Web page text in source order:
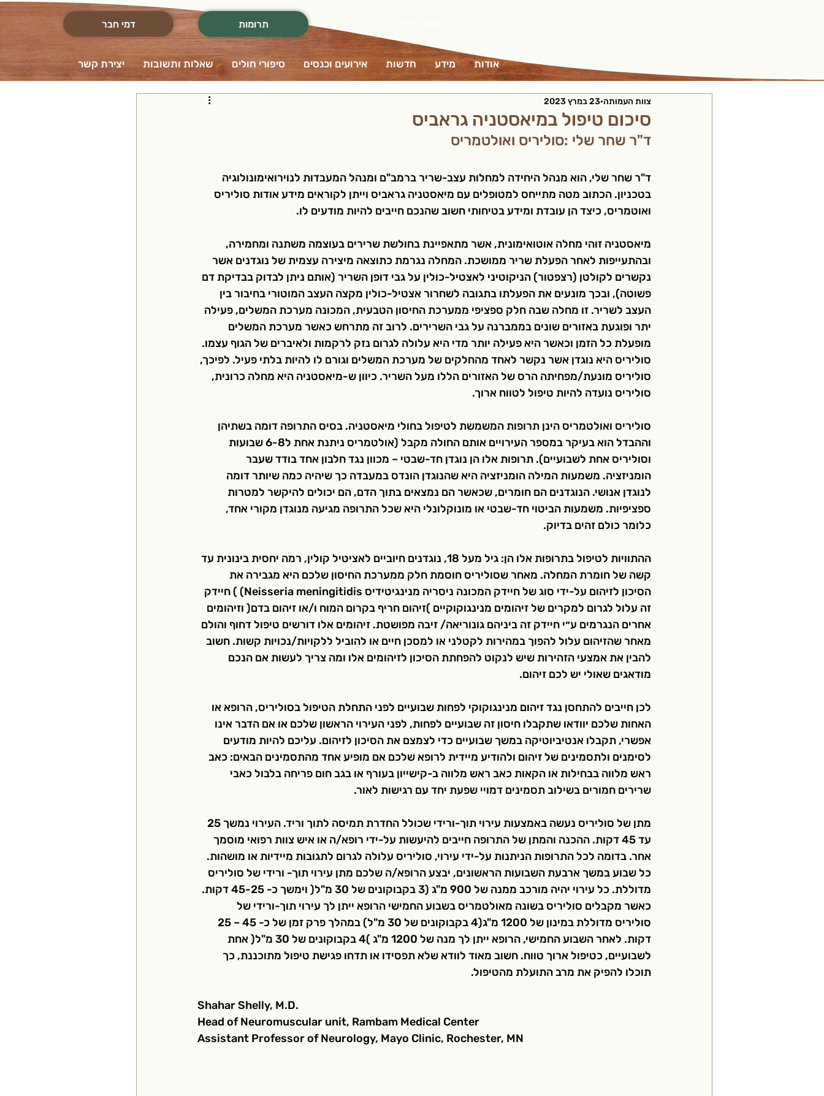
דמי חבר תרומות
אודות מידע חדשות אירועים וכנסים סיפורי חולים שאלות ותשובות יצירת קשר
סיכום טיפול במיאסטניה גראביס
צוות העמותה 23 במרץ 2023
ד"ר שחר שלי :סוליריס ואולטמריס
ד"ר שחר שלי, הוא מנהל היחידה למחלות עצב-שריר ברמב"ם ומנהל המעבדות לנוירואימונולוגיה
בטכניון. הכתוב מטה מתייחס למטופלים עם מיאסטניה גראביס וייתן לקוראים מידע אודות סוליריס
ואוטמריס, כיצד הן עובדת ומידע בטיחותי חשוב שהנכם חייבים להיות מודעים לו.
מיאסטניה זוהי מחלה אוטואימונית, אשר מתאפיינת בחולשת שרירים בעוצמה משתנה ומחמירה,
ובהתעייפות לאחר הפעלת שריר ממושכת. המחלה נגרמת כתוצאה מיצירה עצמית של נוגדנים אשר
נקשרים לקולטן (רצפטור) הניקוטיני לאצטיל-כולין על גבי דופן השריר (אותם ניתן לבדוק בבדיקת דם
פשוטה), ובכך מונעים את הפעלתו בתגובה לשחרור אצטיל-כולין מקצה העצב המוטורי בחיבור בין
העצב לשריר. זו מחלה שבה חלק ספציפי ממערכת החיסון הטבעית, המכונה מערכת המשלים, פעילה
יתר ופוגעת באזורים שונים בממברנה על גבי השרירים. לרוב זה מתרחש כאשר מערכת המשלים
מופעלת כל הזמן וכאשר היא פעילה יותר מדי היא עלולה לגרום נזק לרקמות ולאיברים של הגוף עצמו.
סוליריס היא נוגדן אשר נקשר לאחד מהחלקים של מערכת המשלים וגורם לו להיות בלתי פעיל. לפיכך,
סוליריס מונעת/מפחיתה הרס של האזורים הללו מעל השריר. כיוון ש-מיאסטניה היא מחלה כרונית,
סוליריס נועדה להיות טיפול לטווח ארוך.
סוליריס ואולטמריס הינן תרופות המשמשת לטיפול בחולי מיאסטניה. בסיס התרופה דומה בשתיהן
וההבדל הוא בעיקר במספר העירויים אותם החולה מקבל (אולטמריס ניתנת אחת ל6-8 שבועות
וסוליריס אחת לשבועיים). תרופות אלו הן נוגדן חד-שבטי – מכוון נגד חלבון אחד בודד שעבר
הומניזציה. משמעות המילה הומניזציה היא שהנוגדן הונדס במעבדה כך שיהיה כמה שיותר דומה
לנוגדן אנושי. הנוגדנים הם חומרים, שכאשר הם נמצאים בתוך הדם, הם יכולים להיקשר למטרות
ספציפיות. משמעות הביטוי חד-שבטי או מונוקלונלי היא שכל התרופה מגיעה מנוגדן מקורי אחד,
כלומר כולם זהים בדיוק.
ההתוויות לטיפול בתרופות אלו הן: גיל מעל 18, נוגדנים חיוביים לאציטיל קולין, רמה יחסית בינונית עד
קשה של חומרת המחלה. מאחר שסוליריס חוסמת חלק ממערכת החיסון שלכם היא מגבירה את
הסיכון לזיהום על-ידי סוג של חיידק המכונה ניסריה מנינגיטידיס Neisseria meningitidis) ) חיידק
זה עלול לגרום למקרים של זיהומים מנינגוקוקיים )זיהום חריף בקרום המוח ו/או זיהום בדם( וזיהומים
אחרים הנגרמים ע״י חיידק זה ביניהם גונוריאה/ זיבה מפושטת. זיהומים אלו דורשים טיפול דחוף והולם
מאחר שהזיהום עלול להפוך במהירות לקטלני או למסכן חיים או להוביל ללקויות/נכויות קשות. חשוב
להבין את אמצעי הזהירות שיש לנקוט להפחתת הסיכון לזיהומים אלו ומה צריך לעשות אם הנכם
מודאגים שאולי יש לכם זיהום.
לכן חייבים להתחסן נגד זיהום מנינגוקוקי לפחות שבועיים לפני התחלת הטיפול בסוליריס, הרופא או
האחות שלכם יוודאו שתקבלו חיסון זה שבועיים לפחות, לפני העירוי הראשון שלכם או אם הדבר אינו
אפשרי, תקבלו אנטיביוטיקה במשך שבועיים כדי לצמצם את הסיכון לזיהום. עליכם להיות מודעים
לסימנים ולתסמינים של זיהום ולהודיע מיידית לרופא שלכם אם מופיע אחד מהתסמינים הבאים: כאב
ראש מלווה בבחילות או הקאות כאב ראש מלווה ב-קישייון בעורף או בגב חום פריחה בלבול כאבי
שרירים חמורים בשילוב תסמינים דמויי שפעת יחד עם רגישות לאור.
עד 45 דקות. ההכנה והמתן של התרופה חייבים להיעשות על-ידי רופא/ה או איש צוות רפואי מוסמך
אחר. בדומה לכל התרופות הניתנות על-ידי עירוי, סוליריס עלולה לגרום לתגובות מיידיות או מושהות.
כל שבוע במשך ארבעת השבועות הראשונים, יבצע הרופא/ה שלכם מתן עירוי תוך- ורידי של סוליריס
מדוללת. כל עירוי יהיה מורכב ממנה של 900 מ"ג (3 בקבוקונים של 30 מ"ל( וימשך כ- 45-25 דקות.
כאשר מקבלים סוליריס בשונה מאולטמריס בשבוע החמישי הרופא ייתן לך עירוי תוך-ורידי של
דקות. לאחר השבוע החמישי, הרופא ייתן לך מנה של 1200 מ"ג )4 בקבוקונים של 30 מ"ל( אחת
לשבועיים, כטיפול ארוך טווח. חשוב מאוד לוודא שלא תפסידו או תדחו פגישת טיפול מתוכננת, כך
תוכלו להפיק את מרב התועלת מהטיפול.
Shahar Shelly, M.D.
Head of Neuromuscular unit, Rambam Medical Center
Assistant Professor of Neurology, Mayo Clinic, Rochester, MN